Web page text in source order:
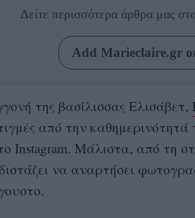
Δείτε περισσότερα άρθρα μας
Add Marieclaire.gr
της βασίλισσας Ελισάβετ,
από την
Instagram. Μάλιστα, από τη
να αναρτήσει